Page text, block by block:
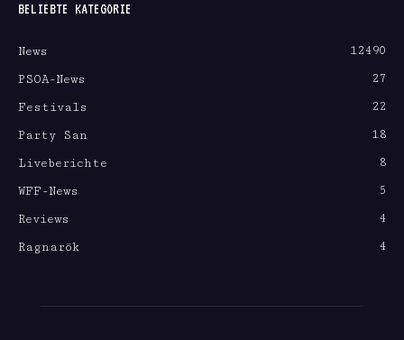
BELIEBTE KATEGORIE
News
12490
PSOA-News
27
Festivals
22
Party San
18
Liveberichte
8
WFF-News
5
Reviews
4
Ragnarök
4